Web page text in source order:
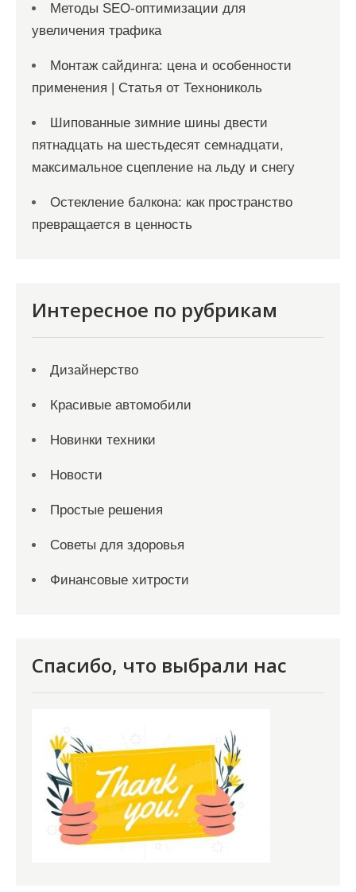
Методы SEO-оптимизации для
увеличения трафика
Монтаж сайдинга: цена и особенности
применения | Статья от Технониколь
Шипованные зимние шины двести
пятнадцать на шестьдесят семнадцати,
максимальное сцепление на льду и снегу
Остекление балкона: как пространство
превращается в ценность
Интересное по рубрикам
Дизайнерство
Красивые автомобили
Новинки техники
Новости
Простые решения
Советы для здоровья
Финансовые хитрости
Спасибо, что выбрали нас